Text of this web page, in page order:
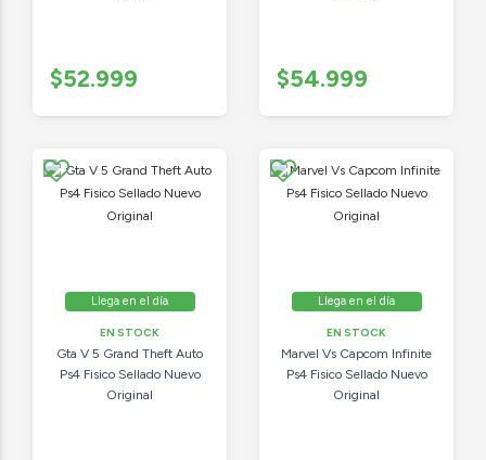
$52.999 $54.999
Llega en el día
EN STOCK
Gta V 5 Grand Theft Auto
Ps4 Fisico Sellado Nuevo
Original
Llega en el día
EN STOCK
Marvel Vs Capcom Infinite
Ps4 Fisico Sellado Nuevo
Original